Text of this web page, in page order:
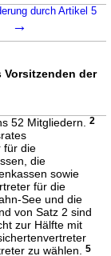
durch Artikel 5
→
Vorsitzenden der
52 Mitgliedern. 2
für die
die
sowie
für die
See und die
von Satz 2 sind
zur Hälfte mit
zu wählen. 5